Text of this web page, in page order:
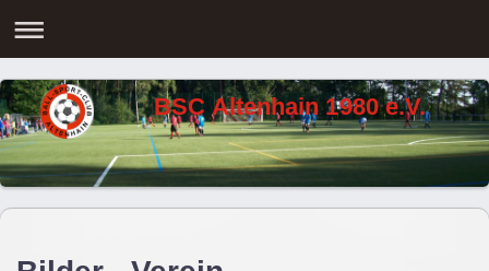
BSC Altenhain 1980 e.V.